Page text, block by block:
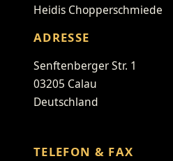
Heidis Chopperschmiede
ADRESSE
Senftenberger Str. 1
03205 Calau
Deutschland
TELEFON & FAX